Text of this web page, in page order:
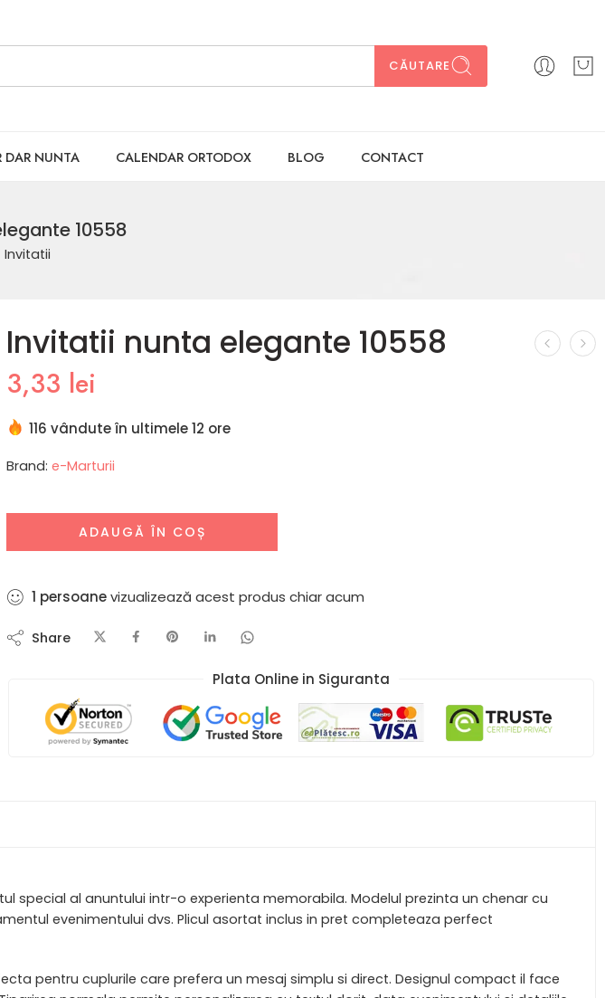
CĂUTARE
DAR NUNTA CALENDAR ORTODOX BLOG CONTACT
10558
Invitatii
Invitatii nunta elegante 10558
3,33 lei
116 vândute în ultimele 12 ore
Brand: e-Marturii
ADAUGĂ ÎN COȘ
5 persoanevizualizează acest produs chiar acum
Share
Plata Online in Siguranta​
special al anuntului intr-o experienta memorabila. Modelul prezinta un chenar cu
evenimentului dvs. Plicul asortat inclus in pret completeaza perfect
pentru cuplurile care prefera un mesaj simplu si direct. Designul compact il face